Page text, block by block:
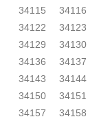
34115
34116
34122
34123
34129
34130
34136
34137
34143
34144
34150
34151
34157
34158